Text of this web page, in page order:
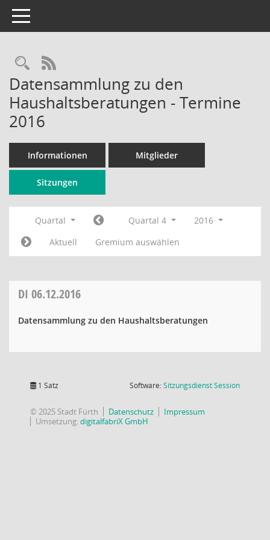
Toggle navigation
Rechercheauswahl
RSS-Feed
Datensammlung zu den
Haushaltsberatungen - Termine
2016
Informationen Mitglieder
Sitzungen
Quartal Quartal 4
2016
Aktuell
Gremium auswählen
DI 06.12.2016
Datensammlung zu den Haushaltsberatungen
1 Satz Software:SitzungsdienstSession(Wird in
© 2025 Stadt Fürth Datenschutz
Impressum
Umsetzung:digitalfabriX GmbH